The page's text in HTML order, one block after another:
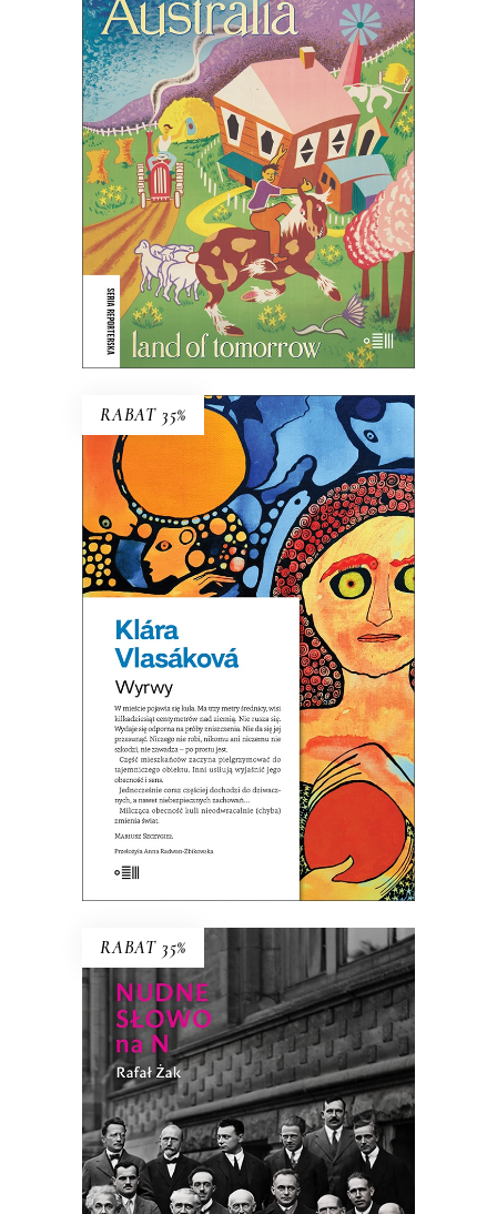
E-BOOK DO KOSZYKA
OZLAND. PRZESTRZEŃ JEST
WSZYSTKIM
Ludzie nie posiadają krainy – to ona
posiada ludzi.
69.90zł 45.44zł
KSIĄŻKA DO KOSZYKA
RABAT 35%
E-BOOK DO KOSZYKA
WYRWY
Wystarczy sobie wyobrazić, że kula
49.90zł 32.44zł
KSIĄŻKA DO KOSZYKA
RABAT 35%
NUDNE SŁOWO NA N
Ilu trzeba fizyków teoretycznych do
otwarcia butelki wina bez korkociągu?
59.90zł 38.94 zł